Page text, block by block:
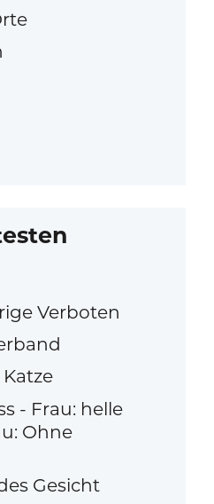
Verboten
- Frau: helle
Ohne
Gesicht